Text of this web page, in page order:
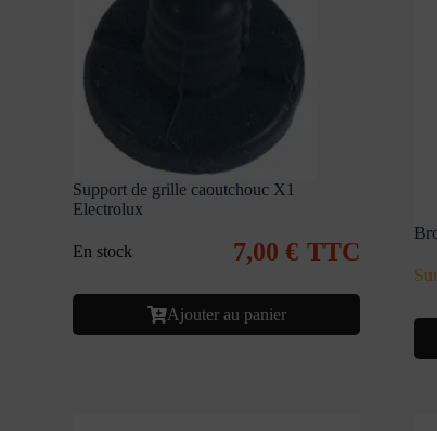
Support de grille caoutchouc X1
Electrolux
En stock 7,00€ TTC
Ajouter au panier